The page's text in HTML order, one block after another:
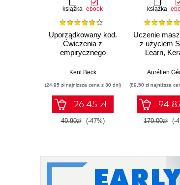
książka ebook
Uporządkowany kod.
Ćwiczenia z
empirycznego
oprogramowania
Kent Beck
(24,95 zł najniższa cena z 30 dni)
26.45 zł
49.90zł (-47%)
książka
Uczenie
z użyciem
Learn,
III
Aurélien
(89,50 zł najniższa
179.00zł (-